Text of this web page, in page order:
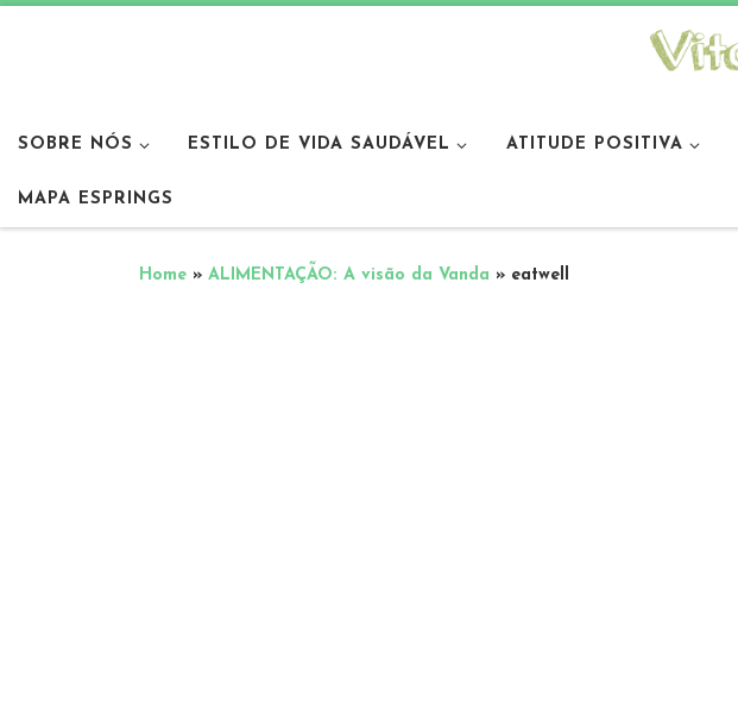
SOBRE NÓS ESTILO DE VIDA SAUDÁVEL ATITUDE POSITIVA
MAPA ESPRINGS
Home » ALIMENTAÇÃO: A visão da Vanda » eatwell